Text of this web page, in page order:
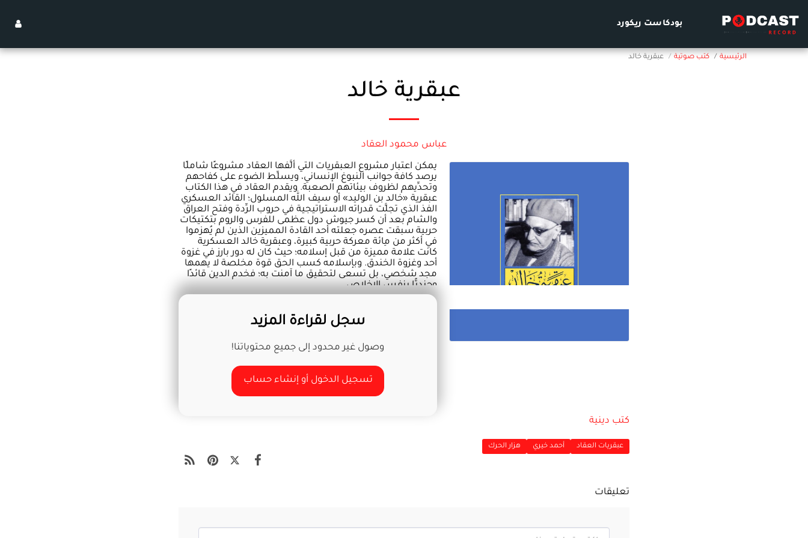
بودكاست ريكورد
الرئيسية كتب صوتية عبقرية خالد
عبقرية خالد
عباس محمود العقاد
يمكن اعتبار مشروع العبقريات التي ألَّفها العقاد مشروعًا شاملًا
يرصد كافة جوانب النبوغ الإنساني، ويسلِّط الضوء على كفاحهم
وتحدِّيهم لظروف بيئاتهم الصعبة. ويقدم العقاد في هذا الكتاب
عبقرية «خالد بن الوليد» أو سيف الله المسلول؛ القائد العسكري
الفذ الذي تجلَّت قدراته الاستراتيجية في حروب الرِّدة وفتح العراق
والشام بعد أن كسر جيوش دول عظمى للفرس والروم بتكتيكات
حربية سبقت عصره جعلته أحد القادة المميزين الذين لم يُهزموا
في أكثر من مِائة معركة حربية كبيرة، وعبقرية خالد العسكرية
كانت علامة مميزة من قبل إسلامه؛ حيث كان له دور بارز في غزوة
أحد وغزوة الخندق. وبإسلامه كسب الحق قوة مخلصة لا يهمها
مجد شخصي، بل تسعى لتحقيق ما آمنت به؛ فخدم الدين قائدًا
وجنديًّا بنفس الإخلاص.
سجل لقراءة المزيد
وصول غير محدود إلى جميع محتوياتنا!
تسجيل الدخول أو إنشاء حساب
كتب دينية
عبقريات العقاد أحمد خيري هزار الحرك
تعليقات